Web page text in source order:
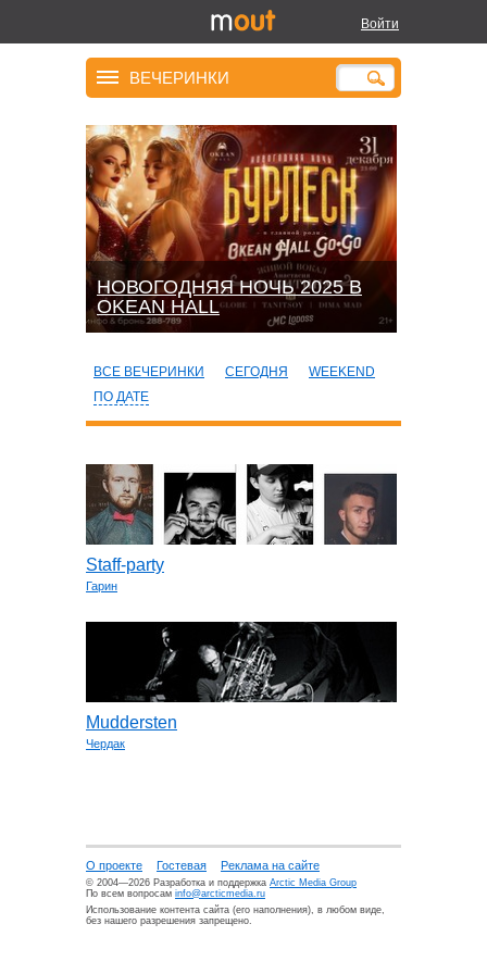
Войти
ВЕЧЕРИНКИ
НОВОГОДНЯЯ НОЧЬ 2025 В
OKEАN HALL
ВСЕ ВЕЧЕРИНКИ СЕГОДНЯ
WEEKEND
ПО ДАТЕ
Staff-party
Гарин
Muddersten
Чердак
О проекте Гостевая Реклама на сайте
© 2004—2026 Разработка и поддержка Arctic Media Group
По всем вопросам info@arcticmedia.ru
Использование контента сайта (его наполнения), в любом виде,
без нашего разрешения запрещено.